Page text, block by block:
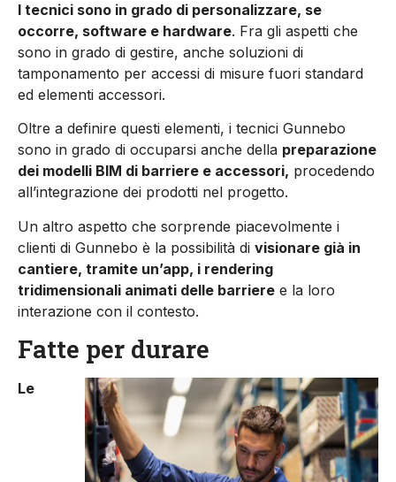
I tecnici sono in grado di personalizzare, se
occorre, software e hardware. Fra gli aspetti che
sono in grado di gestire, anche soluzioni di
tamponamento per accessi di misure fuori standard
ed elementi accessori.
Oltre a definire questi elementi, i tecnici Gunnebo
sono in grado di occuparsi anche della preparazione
dei modelli BIM di barriere e accessori, procedendo
all’integrazione dei prodotti nel progetto.
Un altro aspetto che sorprende piacevolmente i
clienti di Gunnebo è la possibilità di visionare già in
cantiere, tramite un’app, i rendering
tridimensionali animati delle barriere e la loro
interazione con il contesto.
Fatte per durare
Le